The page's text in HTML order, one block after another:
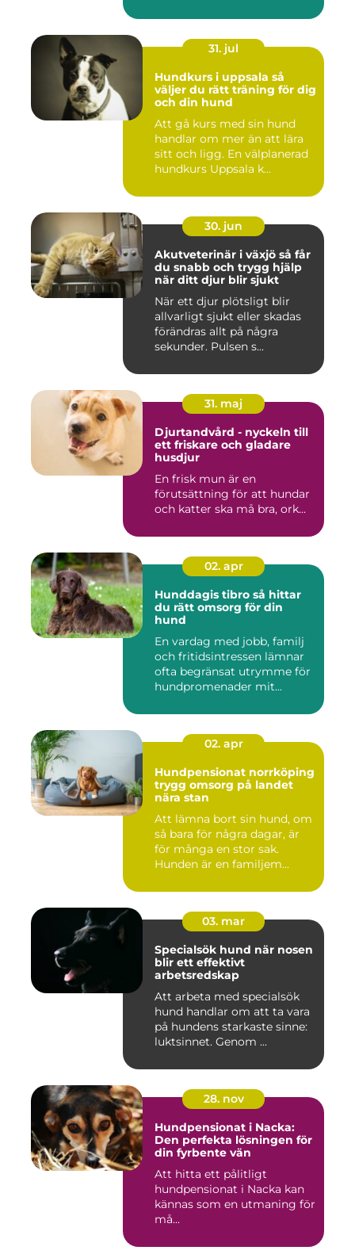
31. jul
Hundkurs i uppsala så
väljer du rätt träning för dig
och din hund
Att gå kurs med sin hund
handlar om mer än att lära
sitt och ligg. En välplanerad
hundkurs Uppsala k...
30. jun
Akutveterinär i växjö så får
du snabb och trygg hjälp
när ditt djur blir sjukt
När ett djur plötsligt blir
allvarligt sjukt eller skadas
förändras allt på några
sekunder. Pulsen s...
31. maj
Djurtandvård - nyckeln till
ett friskare och gladare
husdjur
En frisk mun är en
förutsättning för att hundar
och katter ska må bra, ork...
02. apr
Hunddagis tibro så hittar
du rätt omsorg för din
hund
En vardag med jobb, familj
och fritidsintressen lämnar
ofta begränsat utrymme för
hundpromenader mit...
02. apr
Hundpensionat norrköping
trygg omsorg på landet
nära stan
Att lämna bort sin hund, om
så bara för några dagar, är
för många en stor sak.
Hunden är en familjem...
03. mar
Specialsök hund när nosen
blir ett effektivt
arbetsredskap
Att arbeta med specialsök
hund handlar om att ta vara
på hundens starkaste sinne:
luktsinnet. Genom ...
28. nov
Hundpensionat i Nacka:
Den perfekta lösningen för
din fyrbente vän
Att hitta ett pålitligt
hundpensionat i Nacka kan
kännas som en utmaning för
må...